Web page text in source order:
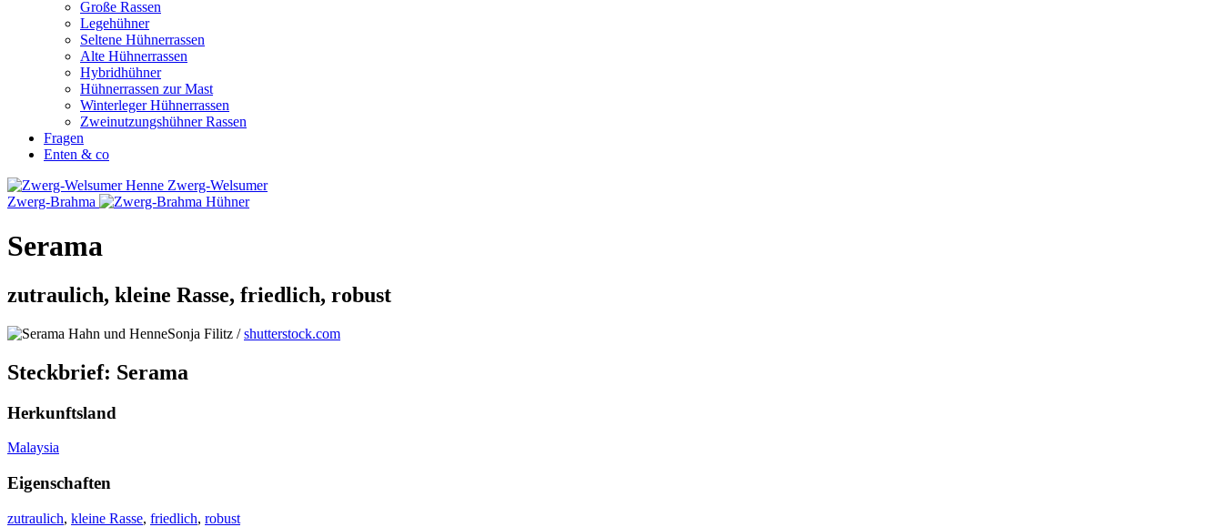
Große Rassen
Legehühner
Seltene Hühnerrassen
Alte Hühnerrassen
Hybridhühner
Hühnerrassen zur Mast
Winterleger Hühnerrassen
Zweinutzungshühner Rassen
Fragen
Enten & co
Zwerg-Welsumer
Zwerg-Brahma
Serama
zutraulich, kleine Rasse, friedlich, robust
Sonja Filitz /shutterstock.com
Steckbrief: Serama
Herkunftsland
Malaysia
Eigenschaften
zutraulich, kleine Rasse, friedlich, robust